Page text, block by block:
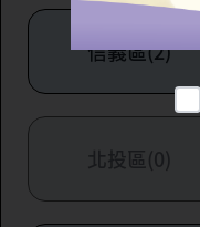
信義區(2)
北投區(0)